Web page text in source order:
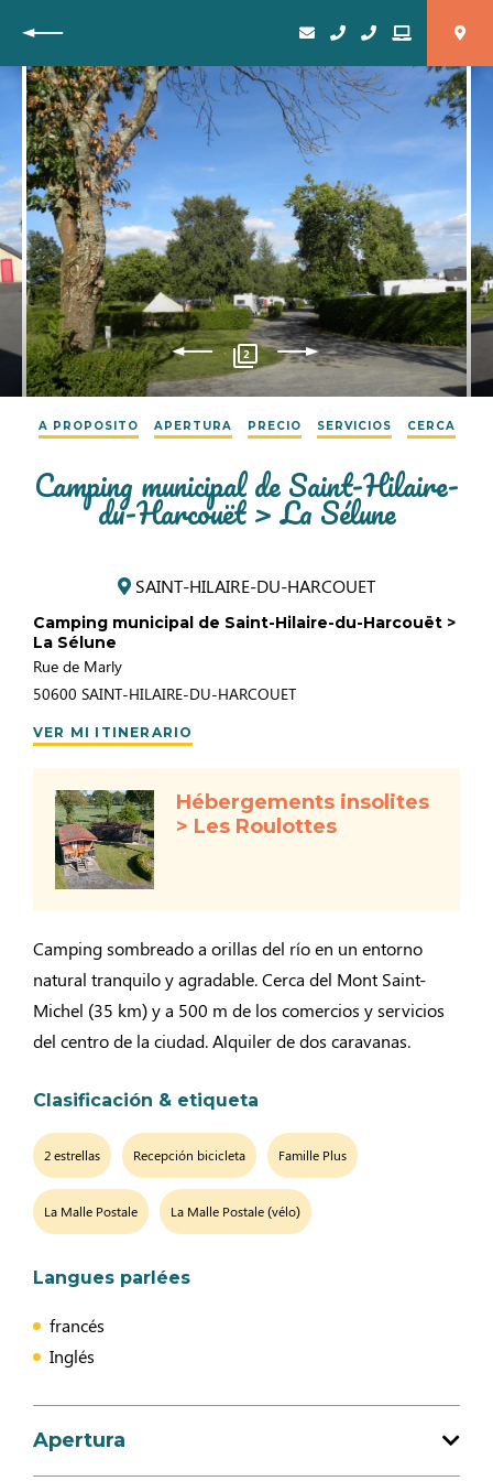
Vuelta
2
A PROPOSITO APERTURA PRECIO SERVICIOS CERCA
Camping municipal de Saint-Hilaire-
du-Harcouët > La Sélune
SAINT-HILAIRE-DU-HARCOUET
Camping municipal de Saint-Hilaire-du-Harcouët >
La Sélune
Rue de Marly
50600 SAINT-HILAIRE-DU-HARCOUET
VER MI ITINERARIO
Hébergements insolites
> Les Roulottes
Camping sombreado a orillas del río en un entorno
natural tranquilo y agradable. Cerca del Mont Saint-
Michel (35 km) y a 500 m de los comercios y servicios
del centro de la ciudad. Alquiler de dos caravanas.
Clasificación & etiqueta
2 estrellas Recepción bicicleta Famille Plus
La Malle Postale La Malle Postale (vélo)
Langues parlées
francés
Inglés
Apertura